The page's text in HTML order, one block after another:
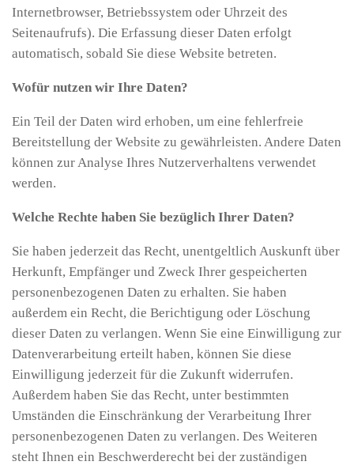
Internetbrowser, Betriebssystem oder Uhrzeit des
Seitenaufrufs). Die Erfassung dieser Daten erfolgt
automatisch, sobald Sie diese Website betreten.
Wofür nutzen wir Ihre Daten?
Ein Teil der Daten wird erhoben, um eine fehlerfreie
Bereitstellung der Website zu gewährleisten. Andere Daten
können zur Analyse Ihres Nutzerverhaltens verwendet
werden.
Welche Rechte haben Sie bezüglich Ihrer Daten?
Sie haben jederzeit das Recht, unentgeltlich Auskunft über
Herkunft, Empfänger und Zweck Ihrer gespeicherten
personenbezogenen Daten zu erhalten. Sie haben
außerdem ein Recht, die Berichtigung oder Löschung
dieser Daten zu verlangen. Wenn Sie eine Einwilligung zur
Datenverarbeitung erteilt haben, können Sie diese
Einwilligung jederzeit für die Zukunft widerrufen.
Außerdem haben Sie das Recht, unter bestimmten
Umständen die Einschränkung der Verarbeitung Ihrer
personenbezogenen Daten zu verlangen. Des Weiteren
steht Ihnen ein Beschwerderecht bei der zuständigen